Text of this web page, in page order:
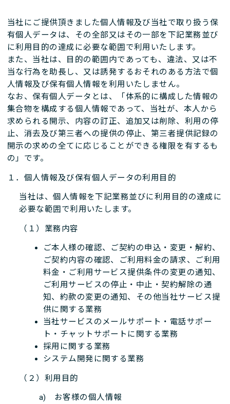
当社にご提供頂きました個人情報及び当社で取り扱う保
有個人データは、その全部又はその一部を下記業務並び
に利用目的の達成に必要な範囲で利用いたします。
また、当社は、目的の範囲内であっても、違法、又は不
当な行為を助長し、又は誘発するおそれのある方法で個
人情報及び保有個人情報を利用いたしません。
なお、保有個人データとは、「体系的に構成した情報の
集合物を構成する個人情報であって、当社が、本人から
求められる開示、内容の訂正、追加又は削除、利用の停
止、消去及び第三者への提供の停止、第三者提供記録の
開示の求めの全てに応じることができる権限を有するも
の」です。
１．個人情報及び保有個人データの利用目的
当社は、個人情報を下記業務並びに利用目的の達成に
必要な範囲で利用いたします。
（１）業務内容
ご本人様の確認、ご契約の申込・変更・解約、
ご契約内容の確認、ご利用料金の請求、ご利用
料金・ご利用サービス提供条件の変更の通知、
ご利用サービスの停止・中止・契約解除の通
知、約款の変更の通知、その他当社サービス提
供に関する業務
当社サービスのメールサポート・電話サポー
ト・チャットサポートに関する業務
採用に関する業務
システム開発に関する業務
（２）利用目的
a) お客様の個人情報